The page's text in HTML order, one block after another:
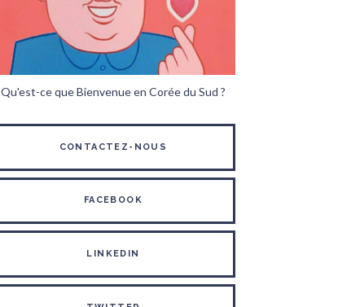
Qu'est-ce que Bienvenue en Corée du Sud ?
CONTACTEZ-NOUS
FACEBOOK
LINKEDIN